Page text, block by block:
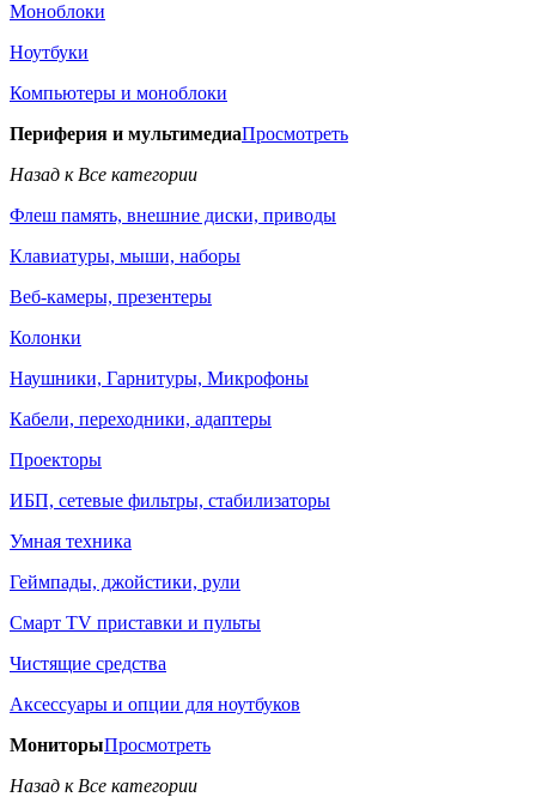
Моноблоки
Ноутбуки
Компьютеры и моноблоки
Периферия и мультимедиаПросмотреть
Назад к Все категории
Флеш память, внешние диски, приводы
Клавиатуры, мыши, наборы
Веб-камеры, презентеры
Колонки
Наушники, Гарнитуры, Микрофоны
Кабели, переходники, адаптеры
Проекторы
ИБП, сетевые фильтры, стабилизаторы
Умная техника
Геймпады, джойстики, рули
Смарт TV приставки и пульты
Чистящие средства
Аксессуары и опции для ноутбуков
МониторыПросмотреть
Назад к Все категории